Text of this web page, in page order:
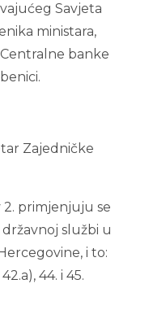
Savjeta
ministara,
banke
Zajedničke
2. primjenjuju se
službi u
i to:
42.a), 44. i 45.